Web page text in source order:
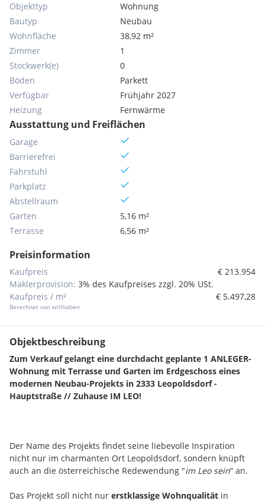
Objekttyp
Wohnung
Bautyp
Neubau
Wohnfläche
38,92 m²
Zimmer
1
Stockwerk(e)
0
Böden
Parkett
Verfügbar
Frühjahr 2027
Heizung
Fernwärme
Ausstattung und Freiflächen
Garage
Barrierefrei
Fahrstuhl
Parkplatz
Abstellraum
Garten
5,16 m²
Terrasse
6,56 m²
Preisinformation
Kaufpreis
€ 213.954
Maklerprovision: 3% des Kaufpreises zzgl. 20% USt.
Kaufpreis / m²
Berechnet von willhaben
€ 5.497,28
Objektbeschreibung
Zum Verkauf gelangt eine durchdacht geplante 1 ANLEGER-
Wohnung mit Terrasse und Garten im Erdgeschoss eines
modernen Neubau-Projekts in 2333 Leopoldsdorf -
Hauptstraße // Zuhause IM LEO!
Der Name des Projekts findet seine liebevolle Inspiration
nicht nur im charmanten Ort Leopoldsdorf, sondern knüpft
auch an die österreichische Redewendung "im Leo sein” an.
Das Projekt soll nicht nur erstklassige Wohnqualität in